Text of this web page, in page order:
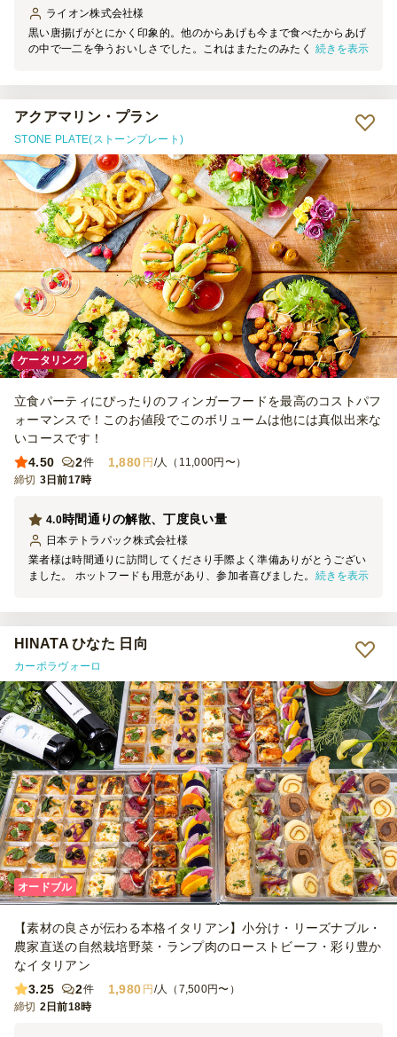
ライオン株式会社様
黒い唐揚げがとにかく印象的。他のからあげも今まで食べたからあげ
の中で一二を争うおいしさでした。これはまたたのみたくなっちゃ
続きを表示
アクアマリン・プラン
STONE PLATE(ストーンプレート)
ケータリング
立食パーティにぴったりのフィンガーフードを最高のコストパフ
ォーマンスで！このお値段でこのボリュームは他には真似出来な
いコースです！
4.50
2件 1,880 円 /人（11,000円〜）
締切 3日前17時
時間通りの解散、丁度良い量
4.0
日本テトラパック株式会社様
業者様は時間通りに訪問してくださり手際よく準備ありがとうござい
ました。 ホットフードも用意があり、参加者喜びました。ドリンク
続きを表示
HINATA ひなた 日向
カーポラヴォーロ
オードブル
【素材の良さが伝わる本格イタリアン】小分け・リーズナブル・
農家直送の自然栽培野菜・ランプ肉のローストビーフ・彩り豊か
なイタリアン
3.25
2件 1,980 円 /人（7,500円〜）
締切 2日前18時